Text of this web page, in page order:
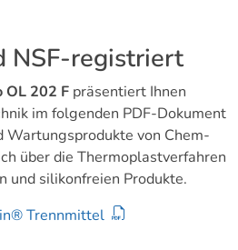
NSF-registriert
202 F präsentiert Ihnen
im folgenden PDF-Dokument
von Chem-
über die Thermoplastverfahren
und silikonfreien Produkte.
Trennmittel